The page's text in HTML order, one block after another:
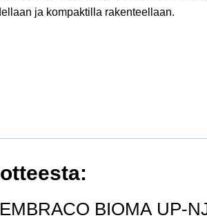
ja kompaktilla rakenteellaan.
BIOMA UP-